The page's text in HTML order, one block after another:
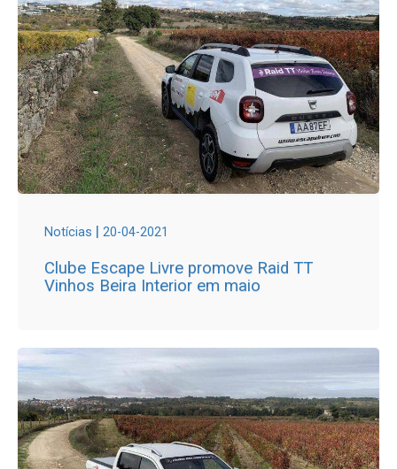
Notícias | 20-04-2021
Clube Escape Livre promove Raid TT
Vinhos Beira Interior em maio